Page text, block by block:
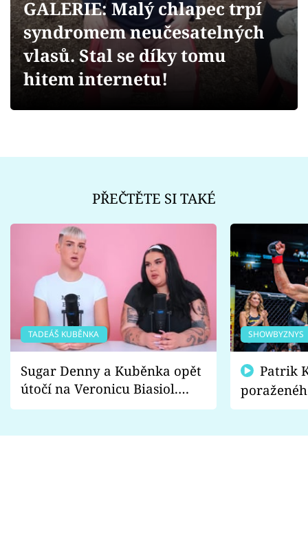
Sledujte prima+
Přihlášení
GALERIE: Malý chlapec trpí
syndromem neučesatelných
vlasů. Stal se díky tomu
hitem internetu!
PŘEČTĚTE SI TAKÉ
TADEÁŠ KUBĚNKA
Sugar Denny a Kuběnka opět
útočí na Veronicu Biasiol.
Proč je podle nich falešná a
SHOWBYZNYS
fanoušci